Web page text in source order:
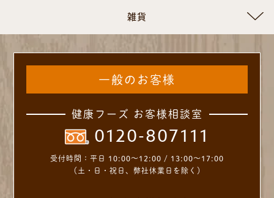
雑貨
一般のお客様
健康フーズ お客様相談室
0120-807111
受付時間： 平日 10:00～12:00 / 13:00～17:00
（土・日・祝日、弊社休業日を除く）